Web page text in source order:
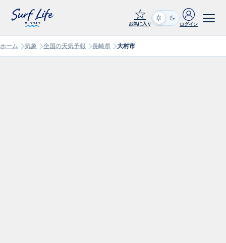
☆
お気に入り ログイン
ホーム 気象 全国の天気予報 長崎県 大村市